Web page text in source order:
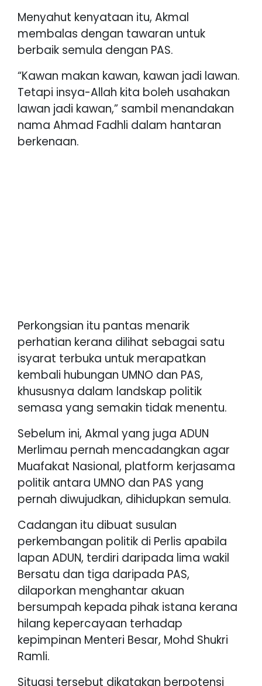
Menyahut kenyataan itu, Akmal
membalas dengan tawaran untuk
berbaik semula dengan PAS.
“Kawan makan kawan, kawan jadi lawan.
Tetapi insya-Allah kita boleh usahakan
lawan jadi kawan,” sambil menandakan
nama Ahmad Fadhli dalam hantaran
berkenaan.
Perkongsian itu pantas menarik
perhatian kerana dilihat sebagai satu
isyarat terbuka untuk merapatkan
kembali hubungan UMNO dan PAS,
khususnya dalam landskap politik
semasa yang semakin tidak menentu.
Sebelum ini, Akmal yang juga ADUN
Merlimau pernah mencadangkan agar
Muafakat Nasional, platform kerjasama
politik antara UMNO dan PAS yang
pernah diwujudkan, dihidupkan semula.
Cadangan itu dibuat susulan
perkembangan politik di Perlis apabila
lapan ADUN, terdiri daripada lima wakil
Bersatu dan tiga daripada PAS,
dilaporkan menghantar akuan
bersumpah kepada pihak istana kerana
hilang kepercayaan terhadap
kepimpinan Menteri Besar, Mohd Shukri
Ramli.
Situasi tersebut dikatakan berpotensi